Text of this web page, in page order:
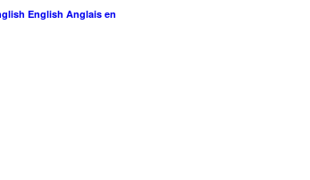
English Anglais en